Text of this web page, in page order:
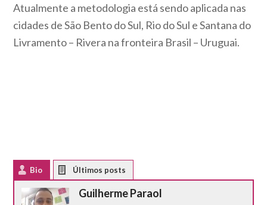
Atualmente a metodologia está sendo aplicada nas
cidades de São Bento do Sul, Rio do Sul e Santana do
Livramento – Rivera na fronteira Brasil – Uruguai.
Bio
Guilherme Paraol